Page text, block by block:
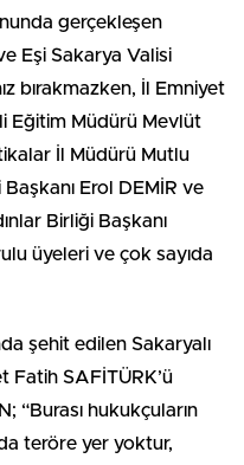
gerçekleşen
Eşi Sakarya Valisi
bırakmazken, İl Emniyet
Eğitim Müdürü Mevlüt
İl Müdürü Mutlu
Erol DEMİR ve
Birliği Başkanı
üyeleri ve çok sayıda
şehit edilen Sakaryalı
Fatih SAFİTÜRK’ü
“Burası hukukçuların
teröre yer yoktur,